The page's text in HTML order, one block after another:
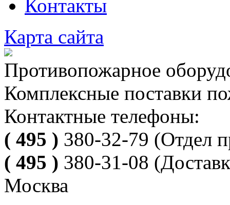
Контакты
Карта сайта
Противопожарное
Комплексные поставки
Контактные телефоны:
( 495 ) 380-32-79 (Отдел
( 495 ) 380-31-08
Москва